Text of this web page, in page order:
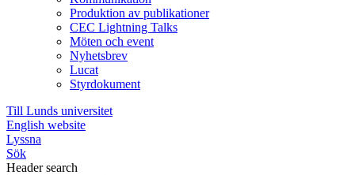
Produktion av publikationer
CEC Lightning Talks
Möten och event
Nyhetsbrev
Lucat
Styrdokument
Till Lunds universitet
English website
Lyssna
Sök
Header search